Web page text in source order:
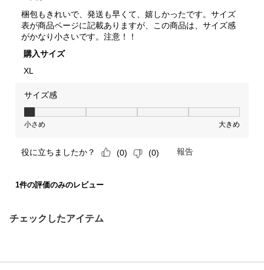
チェックしたアイテム